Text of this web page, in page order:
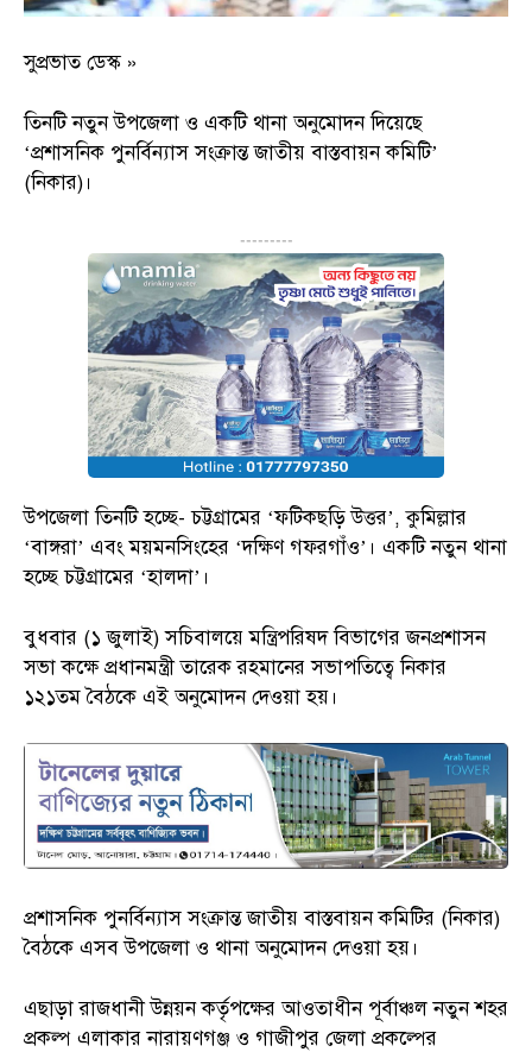
সুপ্রভাত ডেস্ক »
তিনটি নতুন উপজেলা ও একটি থানা অনুমোদন দিয়েছে
‘প্রশাসনিক পুনর্বিন্যাস সংক্রান্ত জাতীয় বাস্তবায়ন কমিটি’
(নিকার)।
---------
উপজেলা তিনটি হচ্ছে- চট্টগ্রামের ‘ফটিকছড়ি উত্তর’, কুমিল্লার
‘বাঙ্গরা’ এবং ময়মনসিংহের ‘দক্ষিণ গফরগাঁও’। একটি নতুন থানা
হচ্ছে চট্টগ্রামের ‘হালদা’।
বুধবার (১ জুলাই) সচিবালয়ে মন্ত্রিপরিষদ বিভাগের জনপ্রশাসন
সভা কক্ষে প্রধানমন্ত্রী তারেক রহমানের সভাপতিত্বে নিকার
১২১তম বৈঠকে এই অনুমোদন দেওয়া হয়।
প্রশাসনিক পুনর্বিন্যাস সংক্রান্ত জাতীয় বাস্তবায়ন কমিটির (নিকার)
বৈঠকে এসব উপজেলা ও থানা অনুমোদন দেওয়া হয়।
এছাড়া রাজধানী উন্নয়ন কর্তৃপক্ষের আওতাধীন পূর্বাঞ্চল নতুন শহর
প্রকল্প এলাকার নারায়ণগঞ্জ ও গাজীপুর জেলা প্রকল্পের